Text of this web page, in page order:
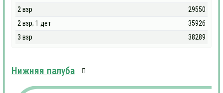
2 взр
29550
2 взр; 1 дет
35926
3 взр
38289
Нижняя палуба